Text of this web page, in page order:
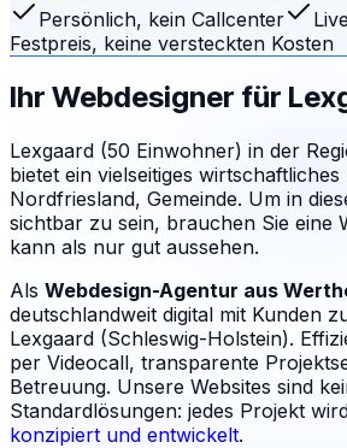
Persönlich, kein Callcenter
Festpreis, keine versteckten Kosten
Ihr Webdesigner für
Lexgaard (50 Einwohner) in der
bietet ein vielseitiges
Nordfriesland, Gemeinde. Um in
sichtbar zu sein, brauchen Sie eine
kann als nur gut aussehen.
Als Webdesign-Agentur aus
deutschlandweit digital mit Kunden
Lexgaard (Schleswig-Holstein).
per Videocall, transparente
Betreuung. Unsere Websites sind
Standardlösungen: jedes Projekt
konzipiert und entwickelt.